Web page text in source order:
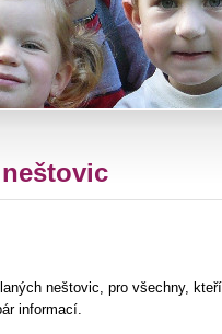
neštovic, pro všechny,
informací.